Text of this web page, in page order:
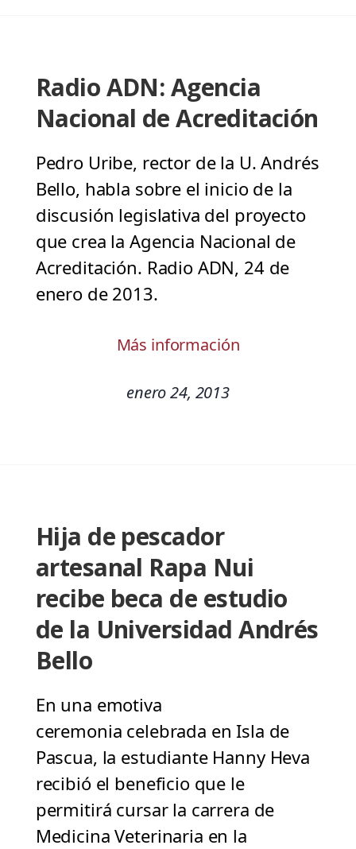
Radio ADN: Agencia
Nacional de Acreditación
Pedro Uribe, rector de la U. Andrés
Bello, habla sobre el inicio de la
discusión legislativa del proyecto
que crea la Agencia Nacional de
Acreditación. Radio ADN, 24 de
enero de 2013.
Más información
enero 24, 2013
Hija de pescador
artesanal Rapa Nui
recibe beca de estudio
de la Universidad Andrés
Bello
En una emotiva
ceremonia celebrada en Isla de
Pascua, la estudiante Hanny Heva
recibió el beneficio que le
permitirá cursar la carrera de
Medicina Veterinaria en la